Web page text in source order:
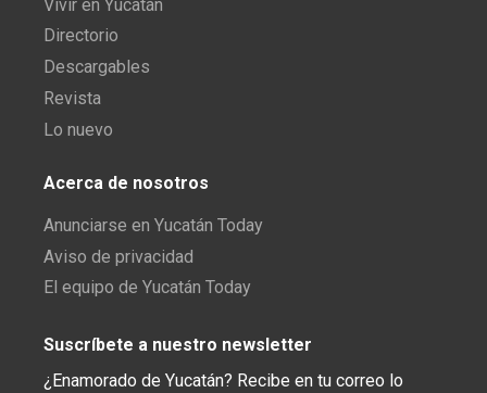
Vivir en Yucatán
Directorio
Descargables
Revista
Lo nuevo
Acerca de nosotros
Anunciarse en Yucatán Today
Aviso de privacidad
El equipo de Yucatán Today
Suscríbete a nuestro newsletter
¿Enamorado de Yucatán? Recibe en tu correo lo